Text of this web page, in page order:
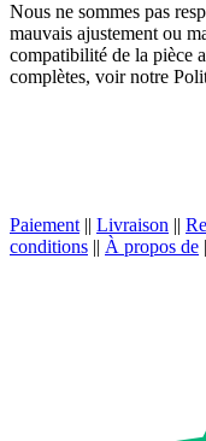
Nous ne sommes pas
mauvais ajustement ou
compatibilité de la pièce
complètes, voir notre
Paiement || Livraison ||
conditions || À propos de